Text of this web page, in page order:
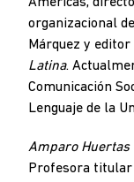
organizacional
Márquez y
Latina.
Comunicación
Lenguaje de la
Amparo Huertas
Profesora titular